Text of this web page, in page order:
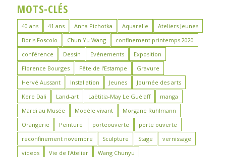
MOTS-CLÉS
40 ans 41 ans Anna Pichotka Aquarelle
Ateliers Jeunes
Boris Foscolo
Chun Yu Wang
confinement printemps 2020
conférence
Dessin Evénements
Exposition
Florence Bourges
Fête de l'Estampe
Gravure
Hervé Aussant
Installation Jeunes
Journée des arts
Kere Dali
Land-art Laëtitia-May Le Guélaff
manga
Mardi au Musée
Modèle vivant
Morgane Ruhlmann
Orangerie
Peinture porteouverte
porte ouverte
reconfinement novembre
Sculpture Stage
vernissage
videos
Vie de l'Atelier Wang Chunyu